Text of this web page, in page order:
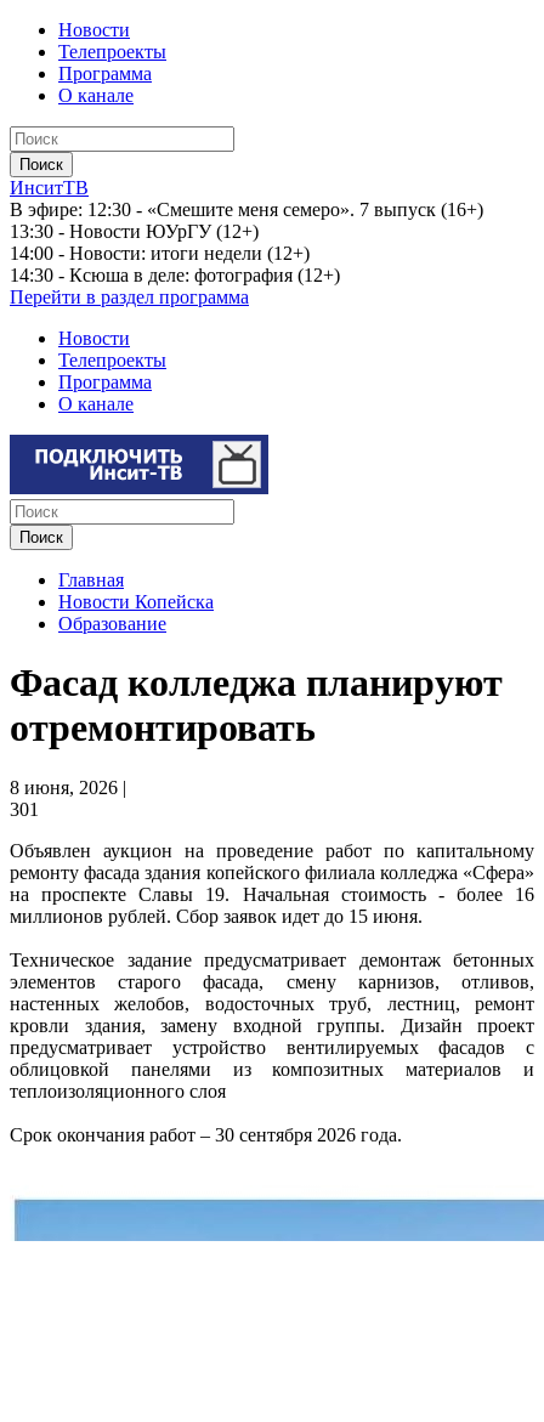
Новости
Телепроекты
Программа
О канале
ИнситТВ
В эфире: 12:30 - «Смешите меня семеро». 7 выпуск (16+)
13:30 - Новости ЮУрГУ (12+)
14:00 - Новости: итоги недели (12+)
14:30 - Ксюша в деле: фотография (12+)
Перейти в раздел программа
Новости
Телепроекты
Программа
О канале
Главная
Новости Копейска
Образование
Фасад колледжа планируют
отремонтировать
8 июня, 2026 |
301
Объявлен аукцион на проведение работ по капитальному
ремонту фасада здания копейского филиала колледжа «Сфера»
на проспекте Славы 19. Начальная стоимость - более 16
миллионов рублей. Сбор заявок идет до 15 июня.
Техническое задание предусматривает демонтаж бетонных
элементов старого фасада, смену карнизов, отливов,
настенных желобов, водосточных труб, лестниц, ремонт
кровли здания, замену входной группы. Дизайн проект
предусматривает устройство вентилируемых фасадов с
облицовкой панелями из композитных материалов и
теплоизоляционного слоя
Срок окончания работ – 30 сентября 2026 года.